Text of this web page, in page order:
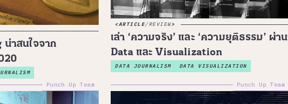
าสนใจจาก
Punch Up Team
ARTICLE/REVIEW
เล่า ‘ความจริง’ และ ‘ความยุติธรรม’ ผ่าน
Data และ Visualization
DATA JOURNALISM DATA VISUALIZATION
Punch Up Team